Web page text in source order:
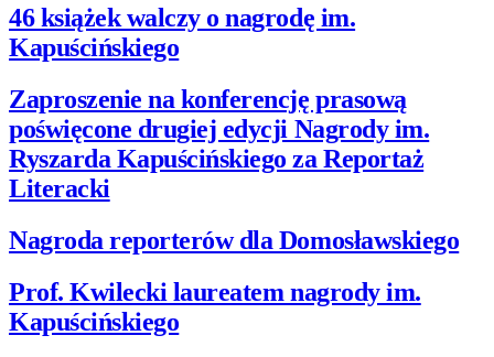
46 książek walczy o nagrodę im.
Kapuścińskiego
Zaproszenie na konferencję prasową
poświęcone drugiej edycji Nagrody im.
Ryszarda Kapuścińskiego za Reportaż
Literacki
Nagroda reporterów dla Domosławskiego
Prof. Kwilecki laureatem nagrody im.
Kapuścińskiego